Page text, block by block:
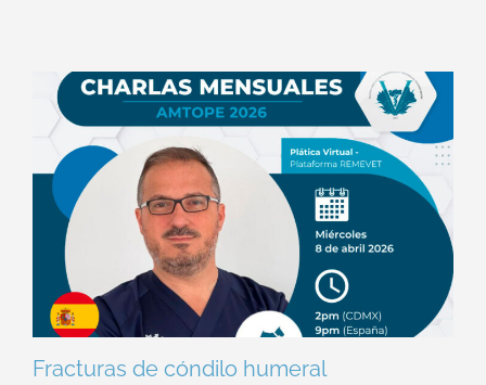
Fracturas de cóndilo humeral